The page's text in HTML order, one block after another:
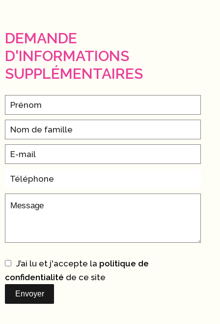
DEMANDE
D'INFORMATIONS
SUPPLÉMENTAIRES
J’ai lu et j'accepte la politique de
confidentialité de ce site
Envoyer